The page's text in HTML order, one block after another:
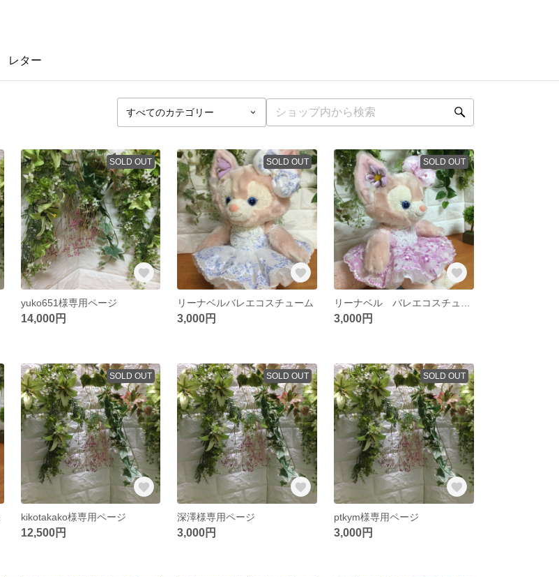
レター
SOLD OUT
yuko651様専用ページ
14,000円
SOLD OUT
リーナベルバレエコスチューム
3,000円
SOLD OUT
3,000円
SOLD OUT
kikotakako様専用ページ
12,500円
SOLD OUT
深澤様専用ページ
3,000円
SOLD OUT
ptkym様専用ページ
3,000円